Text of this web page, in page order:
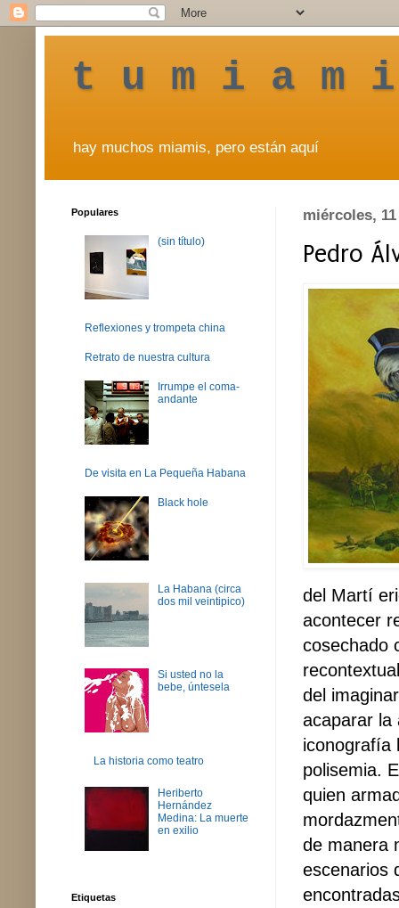
t u m i a m
hay muchos miamis, pero están aquí
miércoles,
Pedro
del Martí
acontecer
cosechado
del
acaparar la
iconografía
polisemia.
quien
de manera
escenarios
Populares
(sin título)
Reflexiones y trompeta china
Retrato de nuestra cultura
Irrumpe el coma-
andante
De visita en La Pequeña Habana
Black hole
La Habana (circa
dos mil veintipico)
Si usted no la
bebe, úntesela
La historia como teatro
Heriberto
Hernández
Medina: La muerte
en exilio
Etiquetas